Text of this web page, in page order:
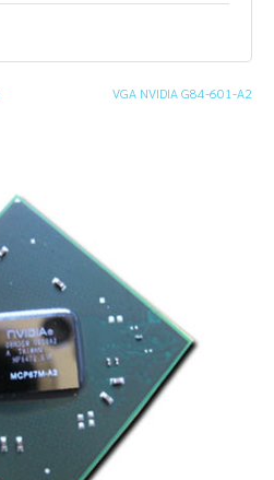
VGA NVIDIA G84-601-A2